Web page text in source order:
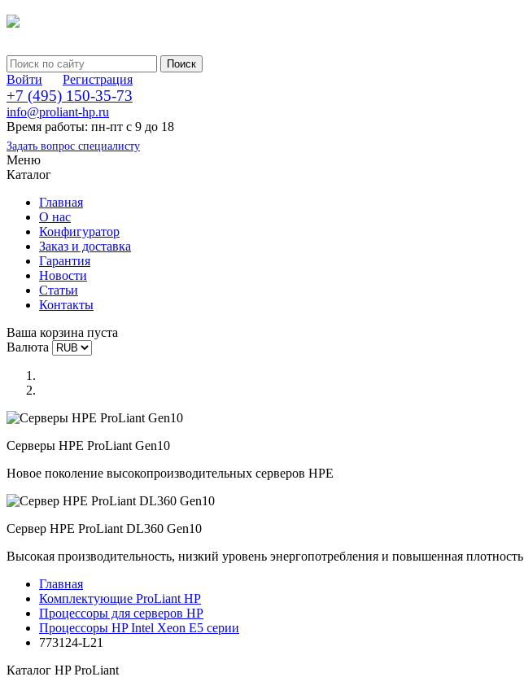
Войти Регистрация
+7 (495) 150-35-73
info@proliant-hp.ru
Время работы: пн-пт с 9 до 18
Задать вопрос специалисту
Меню
Каталог
Главная
О нас
Конфигуратор
Заказ и доставка
Гарантия
Новости
Статьи
Контакты
Ваша корзина пуста
Валюта
Серверы HPE ProLiant Gen10
Новое поколение высокопроизводительных серверов HPE
Сервер HPE ProLiant DL360 Gen10
Высокая производительность, низкий уровень энергопотребления и повышенная плотность
Главная
Комплектующие ProLiant HP
Процессоры для серверов HP
Процессоры HP Intel Xeon E5 серии
773124-L21
Каталог HP ProLiant